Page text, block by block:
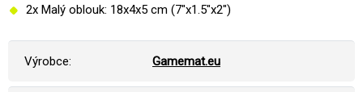
2x Malý oblouk: 18x4x5 cm (7"x1.5"x2")
Výrobce: Gamemat.eu